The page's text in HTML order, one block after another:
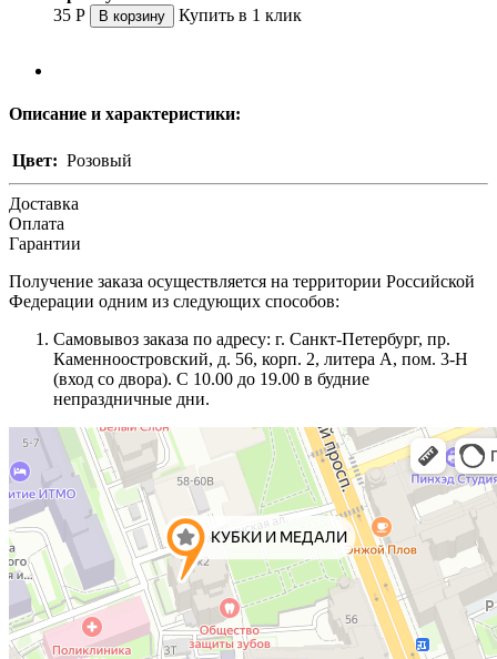
35 Р В корзину Купить в 1 клик
Описание и характеристики:
Цвет: Розовый
Доставка
Оплата
Гарантии
Получение заказа осуществляется на территории Российской
Федерации одним из следующих способов:
Самовывоз заказа по адресу: г. Санкт-Петербург, пр.
Каменноостровский, д. 56, корп. 2, литера А, пом. 3-Н
(вход со двора). С 10.00 до 19.00 в будние
непраздничные дни.